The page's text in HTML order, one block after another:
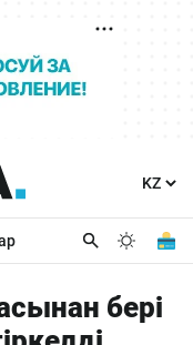
бері